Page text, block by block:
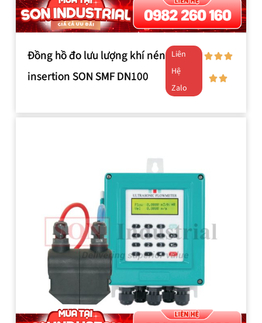
Đồng hồ đo lưu lượng khí nén
insertion SON SMF DN100
Liên
Hệ
Zalo